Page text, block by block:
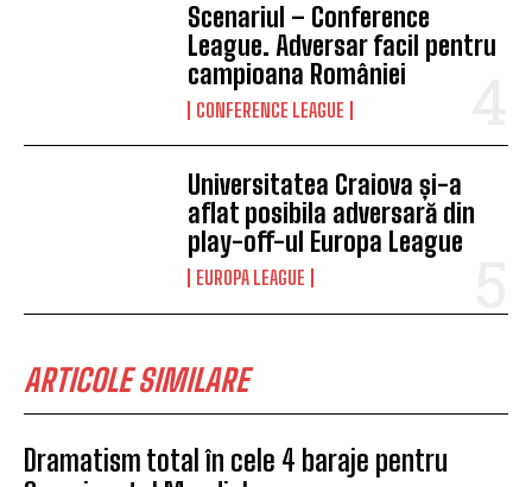
Scenariul – Conference
League. Adversar facil pentru
campioana României
CONFERENCE LEAGUE
Universitatea Craiova și-a
aflat posibila adversară din
play-off-ul Europa League
EUROPA LEAGUE
ARTICOLE SIMILARE
Dramatism total în cele 4 baraje pentru